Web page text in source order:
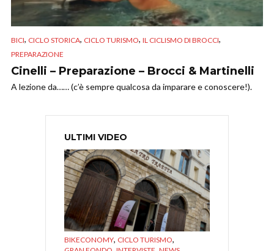
BICI, CICLO STORICA, CICLO TURISMO, IL CICLISMO DI BROCCI,
PREPARAZIONE
Cinelli – Preparazione – Brocci & Martinelli
A lezione da…… (c’è sempre qualcosa da imparare e conoscere!).
ULTIMI VIDEO
BIKECONOMY, CICLO TURISMO,